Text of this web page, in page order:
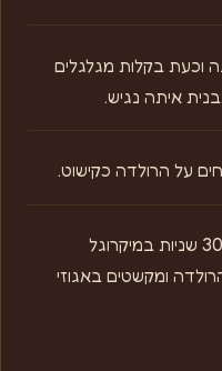
העוגה וכעת בקלות מגלגלים
איתה נגיש.
על הרולדה כקישוט.
מחממים את הנוטלה למשך 30 שניות במיקרוגל
ומקשטים באגוזי